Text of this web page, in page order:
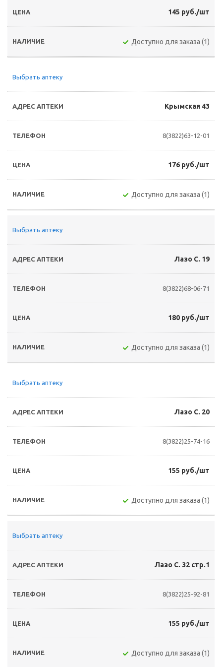
145 руб./шт
Доступно для заказа (1)
Выбрать аптеку
Крымская 43
8(3822)63-12-01
176 руб./шт
Доступно для заказа (1)
Выбрать аптеку
Лазо С. 19
8(3822)68-06-71
180 руб./шт
Доступно для заказа (1)
Выбрать аптеку
Лазо С. 20
8(3822)25-74-16
155 руб./шт
Доступно для заказа (1)
Выбрать аптеку
Лазо С. 32 стр.1
8(3822)25-92-81
155 руб./шт
Доступно для заказа (1)